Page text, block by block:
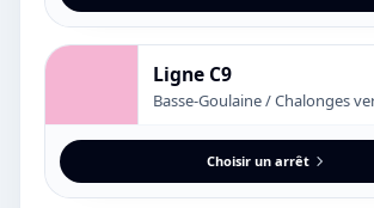
Ligne C9
Basse-Goulaine / Chalonges
Choisir un arrêt